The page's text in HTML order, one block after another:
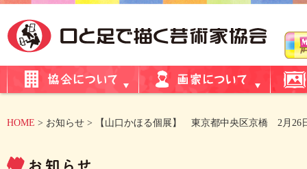
HOME > お知らせ > 【山口かほる個展】 東京都中央区京橋 2月26